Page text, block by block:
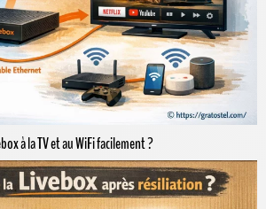
à la TV et au WiFi facilement ?